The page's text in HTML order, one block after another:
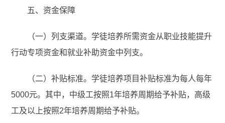
五、资金保障
（一）列支渠道。学徒培养所需资金从职业技能提升
行动专项资金和就业补助资金中列支。
（二）补贴标准。学徒培养项目补贴标准为每人每年
5000元。其中，中级工按照1年培养周期给予补贴，高级
工及以上按照2年培养周期给予补贴。